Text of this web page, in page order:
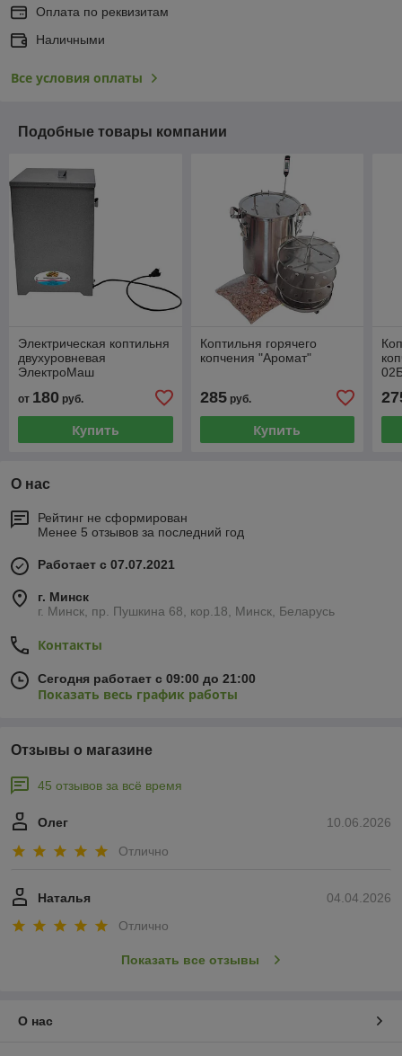
Оплата по реквизитам
Наличными
Все условия оплаты
Подобные товары компании
Электрическая коптильня
двухуровневая
ЭлектроМаш
от 180 руб.
Купить
Коптильня горячего
копчения "Аромат"
285руб.
Купить
О нас
Рейтинг не сформирован
Менее 5 отзывов за последний год
Работает с 07.07.2021
г. Минск
г. Минск, пр. Пушкина 68, кор.18, Минск, Беларусь
Контакты
Сегодня работает с 09:00 до 21:00
Показать весь график работы
Отзывы о магазине
45 отзывов за всё время
10.06.2026
Олег
Отлично
04.04.2026
Наталья
Отлично
Показать все отзывы
О нас